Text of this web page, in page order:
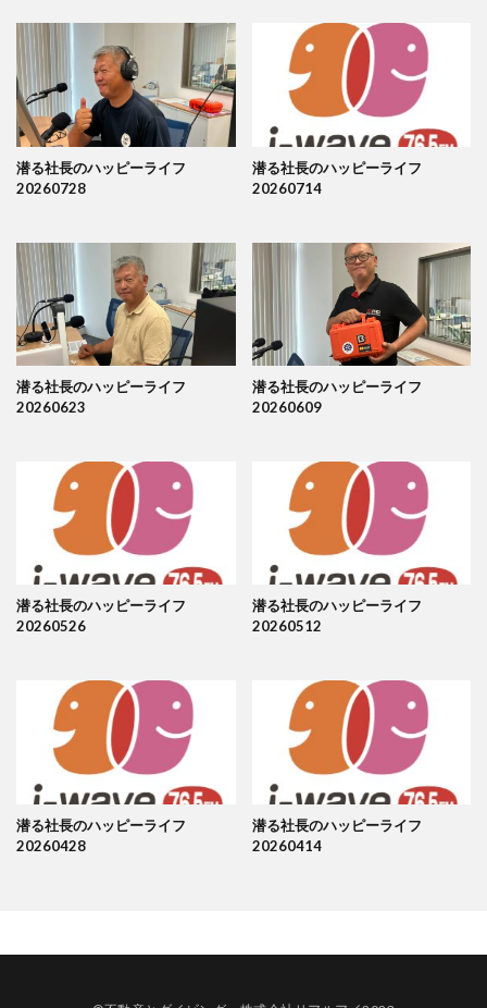
潜る社長のハッピーライフ
20260728
潜る社長のハッピーライフ
20260714
潜る社長のハッピーライフ
20260623
潜る社長のハッピーライフ
20260609
潜る社長のハッピーライフ
20260526
潜る社長のハッピーライフ
20260512
潜る社長のハッピーライフ
20260428
潜る社長のハッピーライフ
20260414